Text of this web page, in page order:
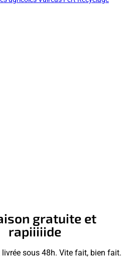
gratuite et
rapiiiiide
livrée sous 48h. Vite fait, bien fait.